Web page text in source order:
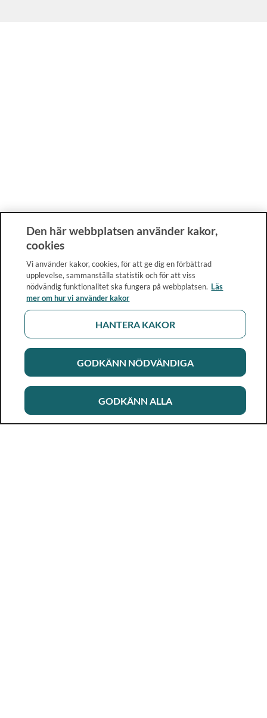
Den här webbplatsen använder kakor,
cookies
Vi använder kakor, cookies, för att ge dig en förbättrad
upplevelse, sammanställa statistik och för att viss
nödvändig funktionalitet ska fungera på webbplatsen. Läs
mer om hur vi använder kakor
HANTERA KAKOR
GODKÄNN NÖDVÄNDIGA
GODKÄNN ALLA